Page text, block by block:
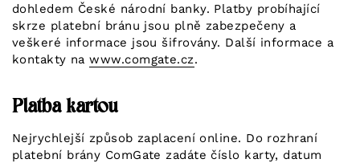
dohledem České národní banky. Platby probíhající
skrze platební bránu jsou plně zabezpečeny a
veškeré informace jsou šifrovány. Další informace a
kontakty nawww.comgate.cz.
Platba kartou
Nejrychlejší způsob zaplacení online. Do rozhraní
platební brány ComGate zadáte číslo karty, datum